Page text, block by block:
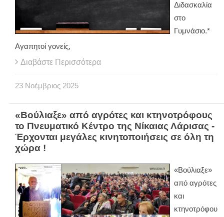
Διδασκαλία
στο
Γυμνάσιο.*
Αγαπητοί γονείς,
Διαβάστε Περισσότερα
23 Νοέμβριος 2025
«Βούλιαξε» από αγρότες και κτηνοτρόφους
το Πνευματικό Κέντρο της Νίκαιας Λάρισας -
Έρχονται μεγάλες κινητοποιήσεις σε όλη τη
χώρα !
«Βούλιαξε»
από αγρότες
και
κτηνοτρόφου